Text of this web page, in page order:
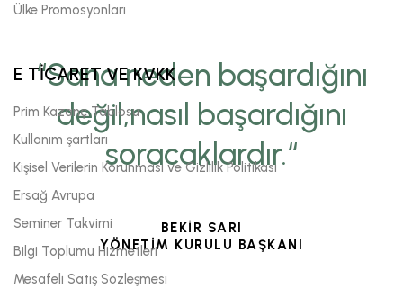
“Sana neden başardığını
değil,nasıl başardığını
soracaklardır.“
BEKİR SARI
YÖNETİM KURULU BAŞKANI
Ülke Promosyonları
E TİCARET VE KVKK
Prim Kazanç Tablosu
Kullanım şartları
Kişisel Verilerin Korunması ve Gizlilik Politikası
Ersağ Avrupa
Seminer Takvimi
Bilgi Toplumu Hizmetleri
Mesafeli Satış Sözleşmesi